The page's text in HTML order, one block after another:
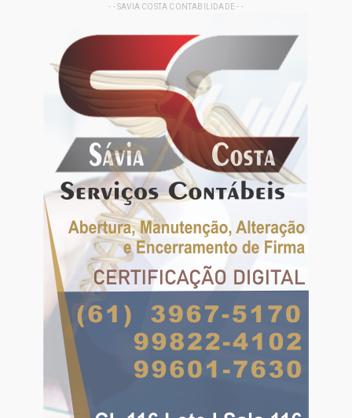
- - SAVIA COSTA CONTABILIDADE - -